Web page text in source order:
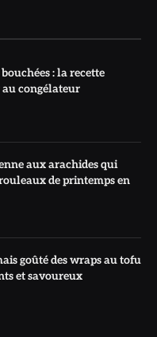
: la recette
congélateur
aux arachides qui
de printemps en
goûté des wraps au tofu
et savoureux